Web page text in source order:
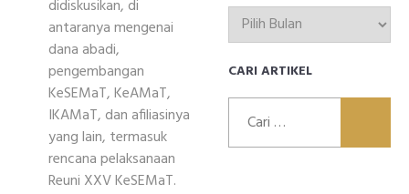
didiskusikan, di
antaranya mengenai
dana abadi,
pengembangan
KeSEMaT, KeAMaT,
IKAMaT, dan afiliasinya
yang lain, termasuk
rencana pelaksanaan
Reuni XXV KeSEMaT.
ARSIP
ARTIKEL
CARI ARTIKEL
untuk: